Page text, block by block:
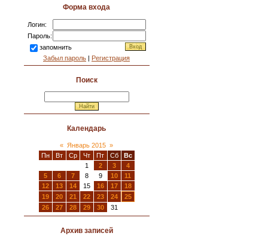
Форма входа
Логин:
Пароль:
запомнить
Забыл пароль | Регистрация
Поиск
Календарь
« Январь 2015 »
Пн
Вт Ср Чт Пт Сб
Вс
1
2 3
4
5
6 7 8 9 10
11
12
13 14 15 16 17
18
19
20 21 22 23 24
25
26
27 28 29 30 31
Архив записей